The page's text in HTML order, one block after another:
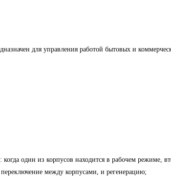
для управления работой бытовых и
один из корпусов находится в рабочем режиме,
между корпусами, и регенерацию;